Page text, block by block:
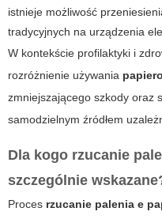
istnieje możliwość
tradycyjnych na urządzenia
W kontekście profilaktyki i
rozróżnienie używania
zmniejszającego szkody oraz
samodzielnym źródłem
Dla kogo rzucanie
szczególnie
Proces rzucanie palenia e